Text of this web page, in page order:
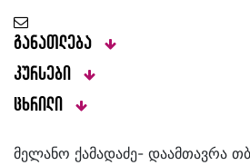
განათლება
კურსები
ცხრილი
მელანო ქამადაძე- დაამთავრა